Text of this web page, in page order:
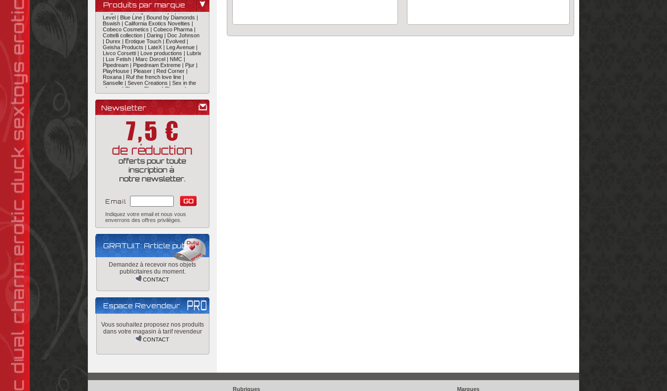
Produits par marque
Level |Blue Line |Bound by Diamonds |
Bswish |California Exotics Novelties |
Cobeco Cosmetics |Cobeco Pharma |
Cottelli collection | Daring | Doc Johnson
|Durex |Erotique Touch |Evolved |
Geisha Products | LateX |
Leg Avenue |
Livco Corsetti |Love productions |
|Lux Fetish |Marc Dorcel |NMC |
Pipedream |Pipedream Extreme |
Pjur |
PlayHouse |
Pleaser |Red Corner |
Roxana |Ruf the french love line |
Sanselle |Seven Creations |Sex in the
shower |
Sharon Sloane |Shunga |
Stimul8 Pharma |Svenjoyment
Underwear |
Swan | Swede | Tenga |
Joy |Toyz4lovers |Vibrastring |We vibe
|Wet For Her |World Wigs |Yomi |
Newsletter
Email
Indiquez votre email et nous vous
enverrons des offres privilèges.
GRATUIT: Article pub
Demandez à recevoir nos objets
publicitaires du moment.
CONTACT
Espace Revendeur
Vous souhaitez proposez nos produits
dans votre magasin à tarif revendeur
CONTACT
Rubriques Marques